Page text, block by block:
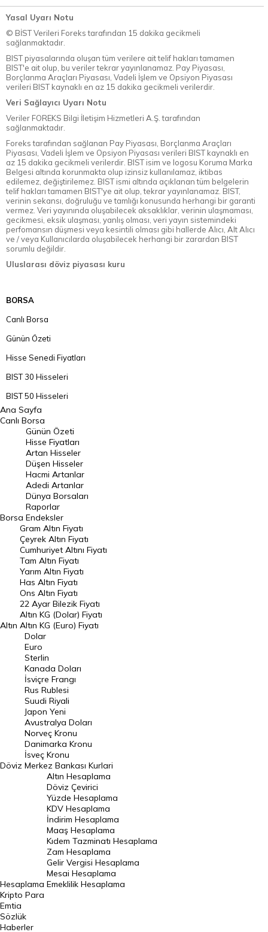
Yasal Uyarı Notu
© BİST Verileri Foreks tarafından 15 dakika gecikmeli
sağlanmaktadır.
BIST piyasalarında oluşan tüm verilere ait telif hakları tamamen
BIST'e ait olup, bu veriler tekrar yayınlanamaz. Pay Piyasası,
Borçlanma Araçları Piyasası, Vadeli İşlem ve Opsiyon Piyasası
verileri BIST kaynaklı en az 15 dakika gecikmeli verilerdir.
Veri Sağlayıcı Uyarı Notu
Veriler FOREKS Bilgi İletişim Hizmetleri A.Ş. tarafından
sağlanmaktadır.
Foreks tarafından sağlanan Pay Piyasası, Borçlanma Araçları
Piyasası, Vadeli İşlem ve Opsiyon Piyasası verileri BIST kaynaklı en
az 15 dakika gecikmeli verilerdir. BIST isim ve logosu Koruma Marka
Belgesi altında korunmakta olup izinsiz kullanılamaz, iktibas
edilemez, değiştirilemez. BIST ismi altında açıklanan tüm belgelerin
telif hakları tamamen BIST'ye ait olup, tekrar yayınlanamaz. BIST,
verinin sekansı, doğruluğu ve tamlığı konusunda herhangi bir garanti
vermez. Veri yayınında oluşabilecek aksaklıklar, verinin ulaşmaması,
gecikmesi, eksik ulaşması, yanlış olması, veri yayın sistemindeki
perfomansın düşmesi veya kesintili olması gibi hallerde Alıcı, Alt Alıcı
ve / veya Kullanıcılarda oluşabilecek herhangi bir zarardan BIST
sorumlu değildir.
Uluslarası döviz piyasası kuru
BORSA
Canlı Borsa
Günün Özeti
Hisse Senedi Fiyatları
BIST 30 Hisseleri
BIST 50 Hisseleri
BIST 100 Hisseleri
En Çok Artan Hisseler
En Çok Düşen Hisseler
Hacmi Artanlar
Geçmiş Kapanışlar
Dünya Borsaları
Raporlar
Endeksler
DÖVİZ
Döviz Kuru
Dolar Kuru
Euro Kuru
Pound Kuru
Frank Kuru
Riyal Kuru
Avustralya Doları
Danimarka Kronu Kuru
Kanada Doları Kuru
Norveç Kronu Kuru
İsveç Kronu Kuru
Japon Yeni Kuru
Serbest Piyasa Döviz Kurları
Merkez Bankası Döviz Kurları
Altın Fiyatları
Gram Altın Fiyatı
Çeyrek Altın Fiyatı
Ana Sayfa
Canlı Borsa
Borsa
Günün Özeti
Hisse Fiyatları
Artan Hisseler
Düşen Hisseler
Hacmi Artanlar
Adedi Artanlar
Dünya Borsaları
Raporlar
Endeksler
Altın
Gram Altın Fiyatı
Çeyrek Altın Fiyatı
Cumhuriyet Altını Fiyatı
Tam Altın Fiyatı
Yarım Altın Fiyatı
Has Altın Fiyatı
Ons Altın Fiyatı
22 Ayar Bilezik Fiyatı
Altın KG (Dolar) Fiyatı
Altın KG (Euro) Fiyatı
Döviz
Dolar
Euro
Sterlin
Kanada Doları
İsviçre Frangı
Rus Rublesi
Suudi Riyali
Japon Yeni
Avustralya Doları
Norveç Kronu
Danimarka Kronu
İsveç Kronu
Merkez Bankası Kurlari
Hesaplama
Altın Hesaplama
Döviz Çevirici
Yüzde Hesaplama
KDV Hesaplama
İndirim Hesaplama
Maaş Hesaplama
Kıdem Tazminatı Hesaplama
Zam Hesaplama
Gelir Vergisi Hesaplama
Mesai Hesaplama
Emeklilik Hesaplama
Kripto Para
Emtia
Sözlük
Haberler